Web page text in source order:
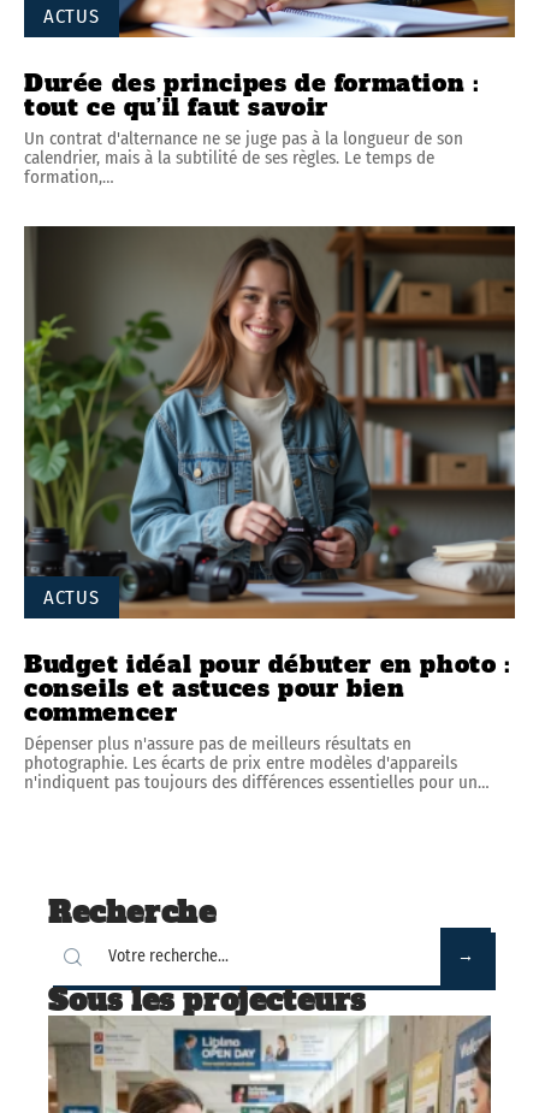
ACTUS
Durée des principes de formation :
tout ce qu’il faut savoir
Un contrat d'alternance ne se juge pas à la longueur de son
calendrier, mais à la subtilité de ses règles. Le temps de
formation,…
ACTUS
Budget idéal pour débuter en photo :
conseils et astuces pour bien
commencer
Dépenser plus n'assure pas de meilleurs résultats en
photographie. Les écarts de prix entre modèles d'appareils
n'indiquent pas toujours des différences essentielles pour un…
Recherche
Sous les projecteurs